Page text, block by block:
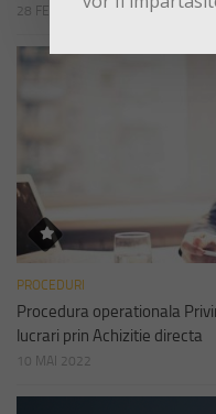
28 FEBRUARIE 2023
PROCEDURI
Procedura operationala
lucrari prin Achizitie directa
10 MAI 2022